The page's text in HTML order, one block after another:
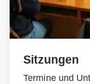
Sitzungen
Termine und